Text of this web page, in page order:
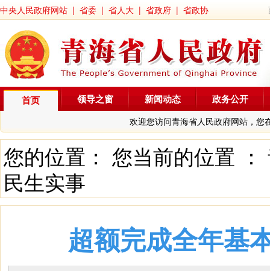
中央人民政府网站 | 省委 | 省人大 | 省政府 | 省政协
首页
欢迎您访问青海省人民政府网站，您
领导之窗 新闻动态 政务公开
您的位置： 您当前的位置 ：
民生实事
超额完成全年基